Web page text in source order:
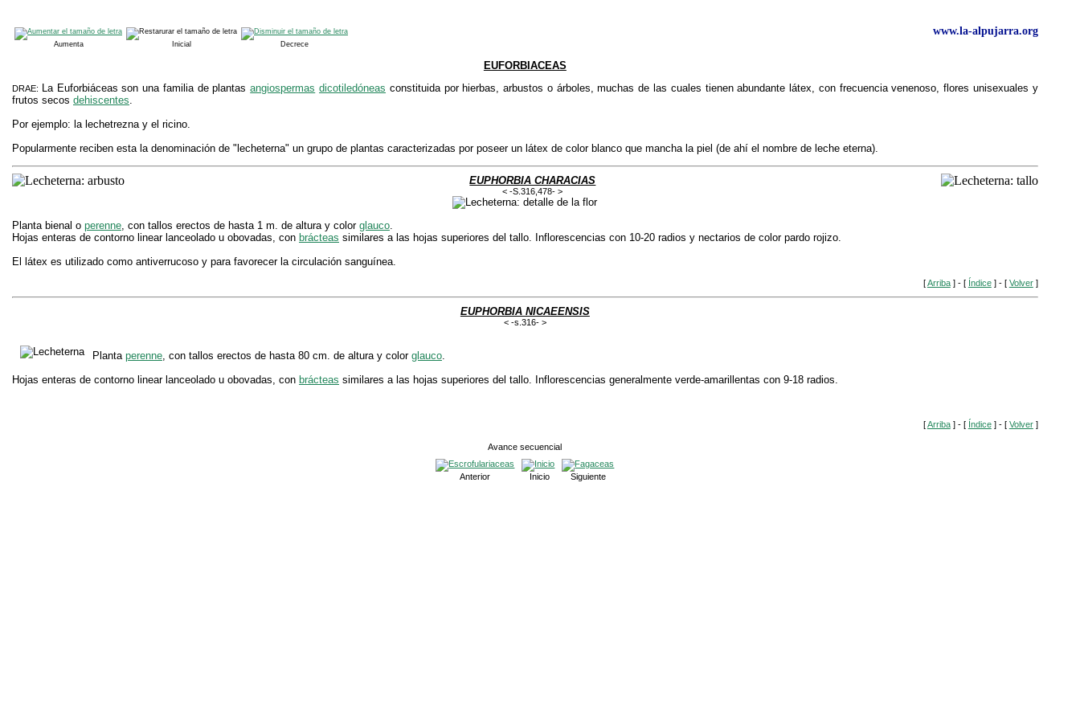
Aumenta Inicial Decrece
www.la-alpujarra.org
EUFORBIACEAS
DRAE: La Euforbiáceas son una familia de plantasangiospermas dicotiledóneas constituida por hierbas, arbustos o árboles, muchas de las cuales tienen abundante látex, con frecuencia venenoso, flores unisexuales y
frutos secos dehiscentes.
Por ejemplo: la lechetrezna y el ricino.
Popularmente reciben esta la denominación de "lecheterna" un grupo de plantas caracterizadas por poseer un látex de color blanco que mancha la piel (de ahí el nombre de leche eterna).
EUPHORBIA CHARACIAS
< -S.316,478- >
Planta bienal o perenne , con tallos erectos de hasta 1 m. de altura y color glauco
Hojas enteras de contorno linear lanceolado u obovadas, con brácteas similares a las hojas superiores del tallo. Inflorescencias con 10-20 radios y nectarios de color pardo rojizo.
El látex es utilizado como antiverrucoso y para favorecer la circulación sanguínea.
[Arriba] - [ Índice] - [ Volver]
EUPHORBIA NICAEENSIS
< -s.316- >
Planta perenne, con tallos erectos de hasta 80 cm. de altura y color glauco.
Hojas enteras de contorno linear lanceolado u obovadas, con brácteas similares a las hojas superiores del tallo. Inflorescencias generalmente verde-amarillentas con 9-18 radios.
[Arriba] - [ Índice] - [ Volver]
Avance secuencial
Anterior Inicio Siguiente